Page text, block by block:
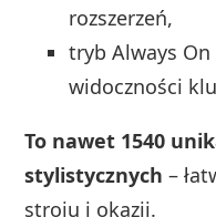
rozszerzeń,
tryb Always On
widoczności
To nawet 1540
stylistycznych –
stroju i okazji.